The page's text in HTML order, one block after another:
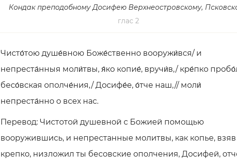
Кондак преподобному Досифею Верхнеостровскому,
глас 2
Чисто́тою душе́вною Боже́ственно вооружи́вся/ и
непреста́нныя моли́твы, я́ко копие́, вручи́в,/ кре́пко
бесо́вская ополче́ния,/ Досифе́е, о́тче наш,// моли́
непреста́нно о всех нас.
Перевод: Чистотой душевной с Божией помощью
вооружившись, и непрестанные молитвы, как копье, взяв
крепко, низложил ты бесовские ополчения, Досифей,